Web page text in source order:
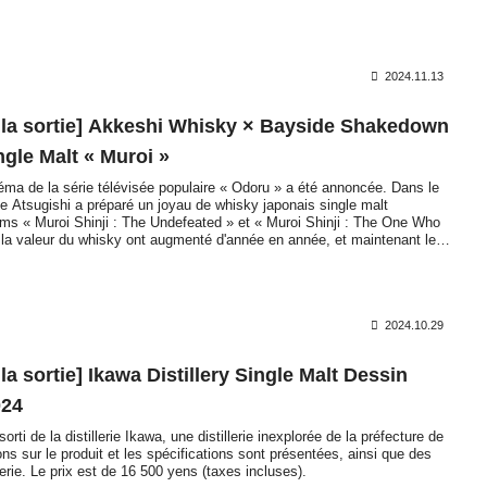
2024.11.13
sortie] Akkeshi Whisky × Bayside Shakedown
Malt « Muroi »
de la série télévisée populaire « Odoru » a été annoncée. Dans le
Atsugishi a préparé un joyau de whisky japonais single malt
« Muroi Shinji : The Undefeated » et « Muroi Shinji : The One Who
valeur du whisky ont augmenté d'année en année, et maintenant le
2024.10.29
sortie] Ikawa Distillery Single Malt Dessin
de la distillerie Ikawa, une distillerie inexplorée de la préfecture de
sur le produit et les spécifications sont présentées, ainsi que des
Le prix est de 16 500 yens (taxes incluses).